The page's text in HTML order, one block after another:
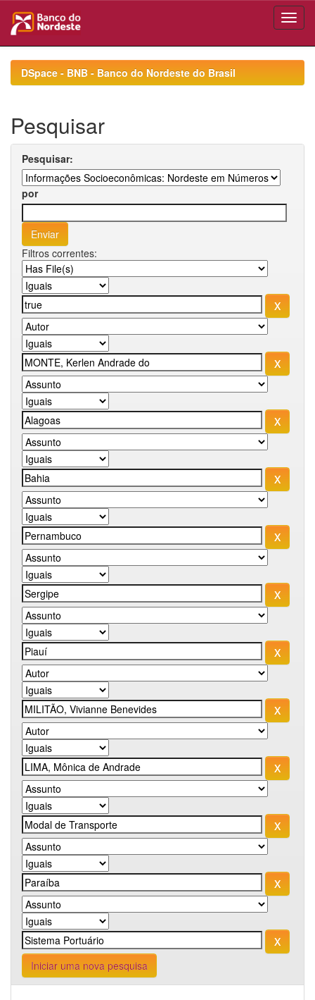
navigationDSpace - BNB - Banco do Nordeste do Brasil
Pesquisar
Pesquisar:
por
Filtros correntes:
Iniciar uma nova pesquisa